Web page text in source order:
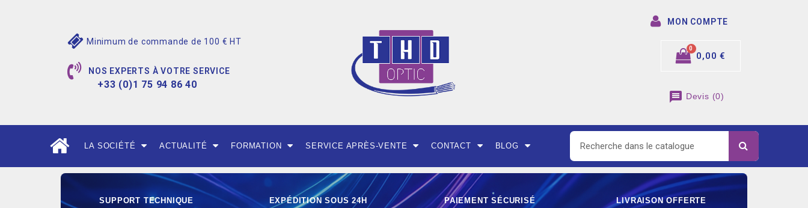
Minimum de commande de 100 € HT
NOS EXPERTS À VOTRE SERVICE
+33 (0)1 75 94 86 40
MON COMPTE
0,00 €
message Devis (0)
LA SOCIÉTÉ ACTUALITÉ FORMATION SERVICE APRÈS-VENTE CONTACT BLOG
SUPPORT TECHNIQUE
EXPÉDITION SOUS 24H
PAIEMENT SÉCURISÉ
LIVRAISON OFFERTE